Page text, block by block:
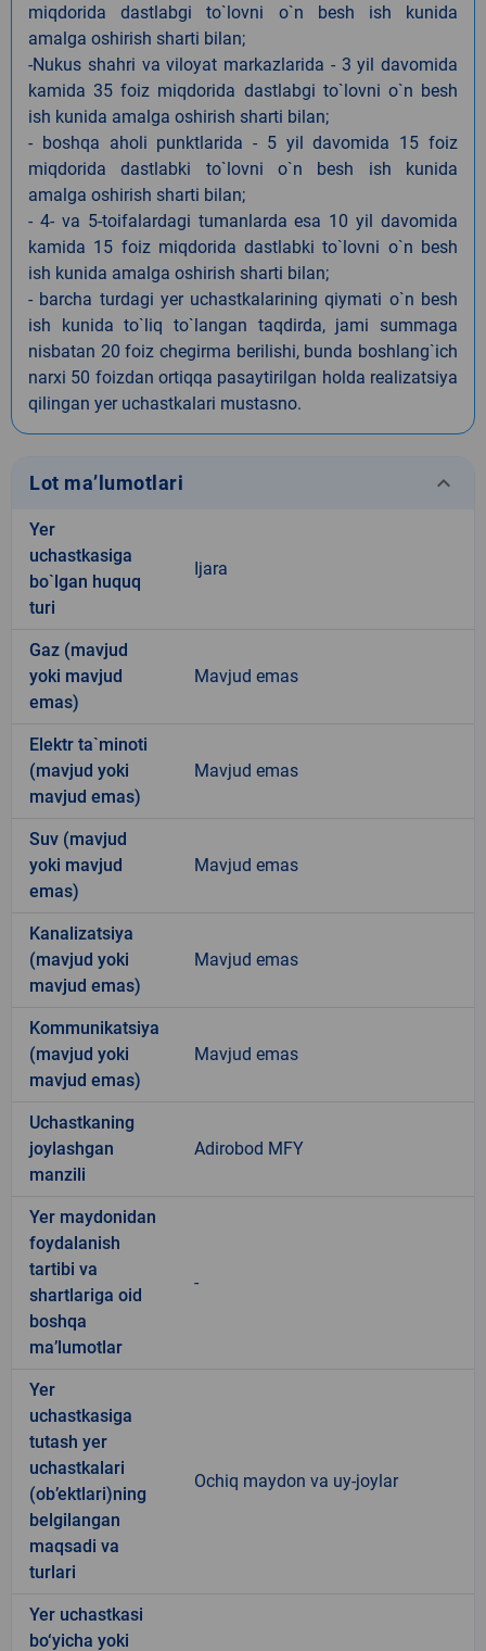
miqdorida dastlabgi to`lovni o`n besh ish kunida
amalga oshirish sharti bilan;
-Nukus shahri va viloyat markazlarida - 3 yil davomida
kamida 35 foiz miqdorida dastlabgi to`lovni o`n besh
ish kunida amalga oshirish sharti bilan;
- boshqa aholi punktlarida - 5 yil davomida 15 foiz
miqdorida dastlabki to`lovni o`n besh ish kunida
amalga oshirish sharti bilan;
- 4- va 5-toifalardagi tumanlarda esa 10 yil davomida
kamida 15 foiz miqdorida dastlabki to`lovni o`n besh
ish kunida amalga oshirish sharti bilan;
- barcha turdagi yer uchastkalarining qiymati o`n besh
ish kunida to`liq to`langan taqdirda, jami summaga
nisbatan 20 foiz chegirma berilishi, bunda boshlang`ich
narxi 50 foizdan ortiqqa pasaytirilgan holda realizatsiya
qilingan yer uchastkalari mustasno.
Lot ma’lumotlari keyboard_arrow_down
Yer
uchastkasiga
bo`lgan huquq
turi
Ijara
Gaz (mavjud
yoki mavjud
emas)
Mavjud emas
Elektr ta`minoti
(mavjud yoki
mavjud emas)
Mavjud emas
Suv (mavjud
yoki mavjud
emas)
Mavjud emas
Kanalizatsiya
(mavjud yoki
mavjud emas)
Mavjud emas
Kommunikatsiya
(mavjud yoki
mavjud emas)
Mavjud emas
Uchastkaning
joylashgan
manzili
Adirobod MFY
Yer maydonidan
foydalanish
tartibi va
shartlariga oid
boshqa
ma’lumotlar
-
Yer
uchastkasiga
tutash yer
uchastkalari
(ob’ektlari)ning
belgilangan
maqsadi va
turlari
Ochiq maydon va uy-joylar
Yer uchastkasi
bo‘yicha yoki